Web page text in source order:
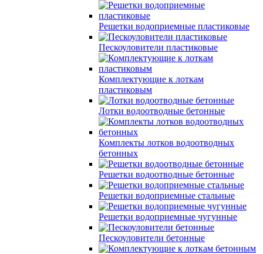
Решетки водоприемные пластиковые
Пескоуловители пластиковые
Комплектующие к лоткам
пластиковым
Лотки водоотводные бетонные
Комплекты лотков водоотводных
бетонных
Решетки водоотводные бетонные
Решетки водоприемные стальные
Решетки водоприемные чугунные
Пескоуловители бетонные